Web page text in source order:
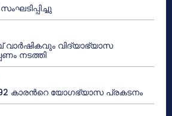
വാർഷികവും വിദ്യാഭ്യാസ
നടത്തി
92 കാരൻറെ യോഗഭ്യാസ പ്രകടനം